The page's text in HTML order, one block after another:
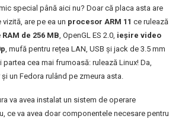
special până aici nu? Doar că placa asta are
are pe ea un procesor ARM 11 ce rulează
RAM de 256 MB, OpenGL ES 2.0, ieșire video
, mufă pentru rețea LAN, USB și jack de 3.5 mm
partea cea mai frumoasă: rulează Linux! Da,
un Fedora rulând pe zmeura asta.
va avea instalat un sistem de operare
ce va avea doar componentele necesare pentru